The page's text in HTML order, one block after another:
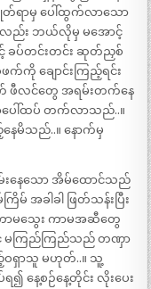
ရာမှ ပေါ်ထွက်လာသော
ည်း ဘယ်လိုမှ မအောင့်
ခပ်တင်းတင်း ဆုတ်ညှစ်
က်ကို ချောင်းကြည့်ရင်း
ဖီလင်တွေ အရမ်းတက်နေ
ပေါ်ထပ် တက်လာသည်..။
ေမိသည်..။ နောက်မှ
မ်းနေသော အိမ်ထောင်သည်
အခါခါ ဖြတ်သန်းပြီး
ာမသွေး ကာမအဆီတွေ
မကြည်ကြည်သည် တဏှာ
ည့်ဝရှာသူ မဟုတ်..။ သူ့
၍ နေ့စဉ်နေ့တိုင်း လိုးပေး